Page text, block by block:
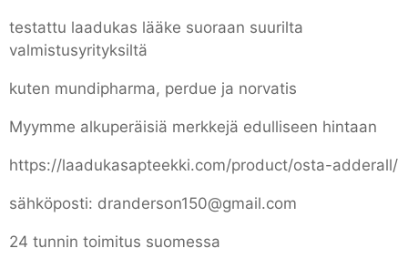
testattu laadukas lääke suoraan suurilta
valmistusyrityksiltä
kuten mundipharma, perdue ja norvatis
Myymme alkuperäisiä merkkejä edulliseen hintaan
https://laadukasapteekki.com/product/osta-adderall/
sähköposti: dranderson150@gmail.com
24 tunnin toimitus suomessa